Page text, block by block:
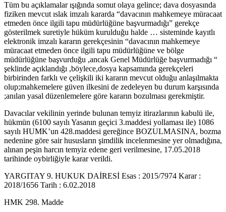
Tüm bu açıklamalar ışığında somut olaya gelince; dava dosyasında
fiziken mevcut ıslak imzalı kararda “davacının mahkemeye müracaat
etmeden önce ilgili tapu müdürlüğüne başvurmadığı” gerekçe
gösterilmek suretiyle hüküm kurulduğu halde … sisteminde kayıtlı
elektronik imzalı kararın gerekçesinin “davacının mahkemeye
müracaat etmeden önce ilgili tapu müdürlüğüne ve bölge
müdürlüğüne başvurduğu ,ancak Genel Müdürlüğe başvurmadığı “
şeklinde açıklandığı ,böylece,dosya kapsamında gerekçeleri
birbirinden farklı ve çelişkili iki kararın mevcut olduğu anlaşılmakta
olup;mahkemelere güven ilkesini de zedeleyen bu durum karşısında
;anılan yasal düzenlemelere göre kararın bozulması gerekmiştir.
Davacılar vekilinin yerinde bulunan temyiz itirazlarının kabulü ile,
hükmün (6100 sayılı Yasanın geçici 3.maddesi yollaması ile) 1086
sayılı HUMK’un 428.maddesi gereğince BOZULMASINA, bozma
nedenine göre sair hususların şimdilik incelenmesine yer olmadığına,
alınan peşin harcın temyiz edene geri verilmesine, 17.05.2018
tarihinde oybirliğiyle karar verildi.
YARGITAY 9. HUKUK DAİRESİ Esas : 2015/7974 Karar :
2018/1656 Tarih : 6.02.2018
HMK 298. Madde